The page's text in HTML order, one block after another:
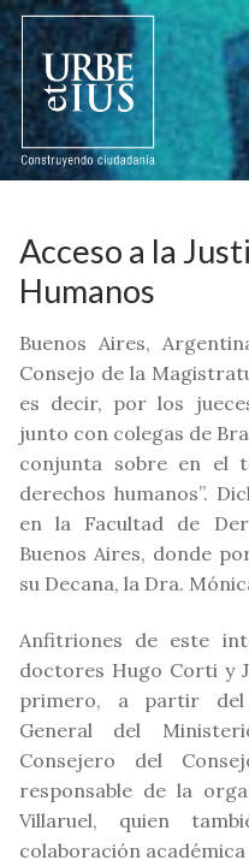
Ir
al
contenido
Acceso a la
Humanos
Buenos Aires,
Consejo de la
es decir, por los
junto con colegas de
conjunta sobre en el
derechos humanos”.
en la Facultad de
Buenos Aires, donde
su Decana, la Dra.
Anfitriones de este
doctores Hugo Corti y
primero, a partir del
General del
Consejero del
responsable de la
Villaruel, quien
colaboración académica